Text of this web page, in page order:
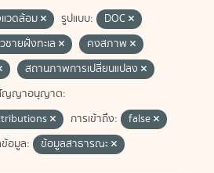
วดล้อม รูปแบบ:
DOC
ชายฝั่งทะเล
คงสภาพ
สถานภาพการเปลี่ยนแปลง
ญญาอนุญาต:
การเข้าถึง:
false
อมูล:
ข้อมูลสาธารณะ